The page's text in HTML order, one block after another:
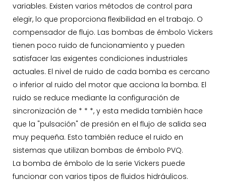
variables. Existen varios métodos de control para
elegir, lo que proporciona flexibilidad en el trabajo. O
compensador de flujo. Las bombas de émbolo Vickers
tienen poco ruido de funcionamiento y pueden
satisfacer las exigentes condiciones industriales
actuales. El nivel de ruido de cada bomba es cercano
o inferior al ruido del motor que acciona la bomba. El
ruido se reduce mediante la configuración de
sincronización de * * *, y esta medida también hace
que la "pulsación" de presión en el flujo de salida sea
muy pequeña. Esto también reduce el ruido en
sistemas que utilizan bombas de émbolo PVQ.
La bomba de émbolo de la serie Vickers puede
funcionar con varios tipos de fluidos hidráulicos.